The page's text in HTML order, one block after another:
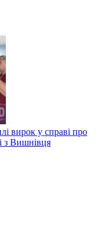
вирок у справі про
з Вишнівця